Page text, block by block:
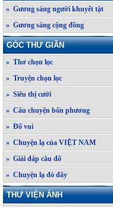
» Gương sáng người khuyết tật
» Gương sáng cộng đồng
GÓC THƯ GIÃN
» Thơ chọn lọc
» Truyện chọn lọc
» Siêu thị cười
» Câu chuyện bốn phương
» Đố vui
» Chuyện lạ của VIỆT NAM
» Giải đáp câu đố
» Chuyện lạ đó đây
THƯ VIỆN ẢNH